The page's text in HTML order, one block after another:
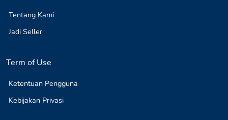
Tentang Kami
Jadi Seller
Term of Use
Ketentuan Pengguna
Kebijakan Privasi